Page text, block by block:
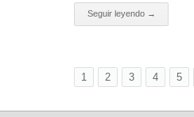
Seguir leyendo →
1 2 3 4 5